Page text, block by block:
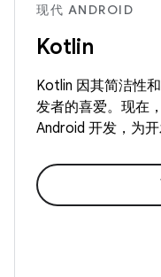
现代 ANDROID
Kotlin
Kotlin 因其简洁性
发者的喜爱。现在
Android 开发，为